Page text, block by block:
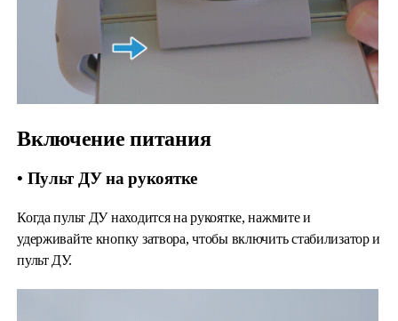
Включение питания
• Пульт ДУ на рукоятке
Когда пульт ДУ находится на рукоятке, нажмите и
удерживайте кнопку затвора, чтобы включить стабилизатор и
пульт ДУ.